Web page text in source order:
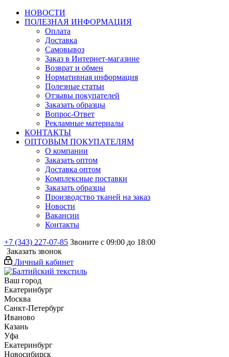
НОВОСТИ
ПОЛЕЗНАЯ ИНФОРМАЦИЯ
Оплата
Доставка
Самовывоз
Заказ в Интернет-магазине
Возврат и обмен
Нормативная информация
Полезные статьи
Отзывы покупателей
Заказать образцы
Вопрос-Ответ
Рекламные материалы
КОНТАКТЫ
ОПТОВЫМ ПОКУПАТЕЛЯМ
О компании
Заказать оптом
Доставка оптом
Комплексные поставки
Заказать образцы
Производство тканей на заказ
Новости
Вакансии
Контакты
+7 (343) 227-07-85 Звоните с 09:00 до 18:00
Заказать звонок
Личный кабинет
Ваш город
Екатеринбург
Москва
Санкт-Петербург
Иваново
Казань
Уфа
Екатеринбург
Новосибирск